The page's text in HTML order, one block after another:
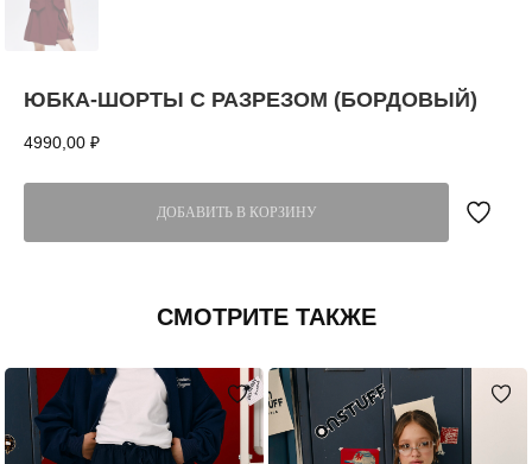
ЮБКА-ШОРТЫ С РАЗРЕЗОМ (БОРДОВЫЙ)
4990,00 ₽
ДОБАВИТЬ В КОРЗИНУ
СМОТРИТЕ ТАКЖЕ